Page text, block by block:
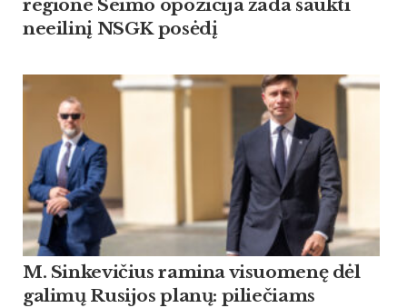
regione Seimo opozicija žada šaukti
neeilinį NSGK posėdį
M. Sinkevičius ramina visuomenę dėl
galimų Rusijos planų: piliečiams